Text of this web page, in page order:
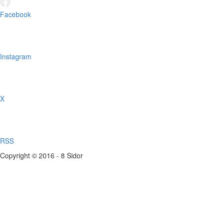
Facebook
Instagram
X
RSS
Copyright © 2016 - 8 Sidor